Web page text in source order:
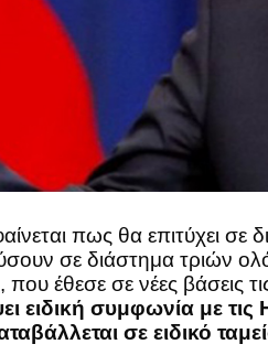
πως θα επιτύχει σε
σε διάστημα τριών
έθεσε σε νέες βάσεις
ειδική συμφωνία με
σε ειδικό